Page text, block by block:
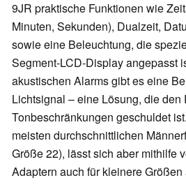
9JR praktische Funktionen wie
Minuten, Sekunden), Dualzeit,
sowie eine Beleuchtung, die
Segment-LCD-Display angepasst
akustischen Alarms gibt es eine
Lichtsignal – eine Lösung, die den
Tonbeschränkungen geschuldet
meisten durchschnittlichen
Größe 22), lässt sich aber mithilfe
Adaptern auch für kleinere Größen